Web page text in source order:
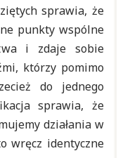
sprawia, że
punkty wspólne
i zdaje sobie
którzy pomimo
do jednego
sprawia, że
działania w
wręcz identyczne